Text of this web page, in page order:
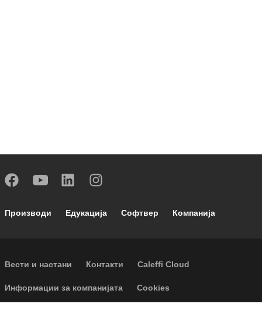
Footer main navigation
Производи Едукација Софтвер Компанија
Footer secondary navigation
Вести и настани Контакти Caleffi Cloud
Footer menu
Информации за компанијата Cookies